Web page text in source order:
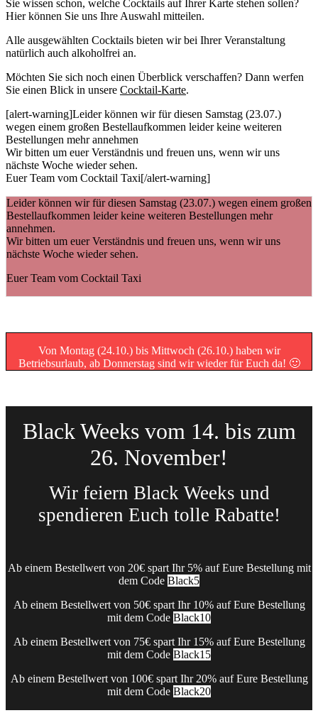
Sie wissen schon, welche Cocktails auf Ihrer Karte stehen sollen?
Hier können Sie uns Ihre Auswahl mitteilen.
Alle ausgewählten Cocktails bieten wir bei Ihrer Veranstaltung
natürlich auch alkoholfrei an.
Möchten Sie sich noch einen Überblick verschaffen? Dann werfen
Sie einen Blick in unsere Cocktail-Karte.
[alert-warning]Leider können wir für diesen Samstag (23.07.)
wegen einem großen Bestellaufkommen leider keine weiteren
Bestellungen mehr annehmen
Wir bitten um euer Verständnis und freuen uns, wenn wir uns
nächste Woche wieder sehen.
Euer Team vom Cocktail Taxi[/alert-warning]
Leider können wir für diesen Samstag (23.07.) wegen einem großen
Bestellaufkommen leider keine weiteren Bestellungen mehr
annehmen.
Wir bitten um euer Verständnis und freuen uns, wenn wir uns
nächste Woche wieder sehen.
Euer Team vom Cocktail Taxi
Von Montag (24.10.) bis Mittwoch (26.10.) haben wir
Betriebsurlaub, ab Donnerstag sind wir wieder für Euch da! 🙂
Black Weeks vom 14. bis zum
26. November!
Wir feiern Black Weeks und
spendieren Euch tolle Rabatte!
Ab einem Bestellwert von 20€ spart Ihr 5% auf Eure Bestellung mit
dem Code Black5
Ab einem Bestellwert von 50€ spart Ihr 10% auf Eure Bestellung
mit dem Code Black10
Ab einem Bestellwert von 75€ spart Ihr 15% auf Eure Bestellung
mit dem Code Black15
Ab einem Bestellwert von 100€ spart Ihr 20% auf Eure Bestellung
mit dem Code Black20